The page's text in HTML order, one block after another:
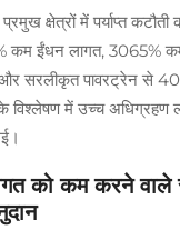
क्षेत्रों में पर्याप्त कटौती
कम ईंधन लागत, 3065%
सरलीकृत पावरट्रेन से
में उच्च अधिग्रहण
को कम करने वाले